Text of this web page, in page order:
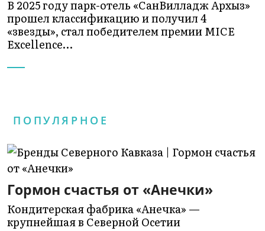
В 2025 году парк-отель «СанВилладж Архыз»
прошел классификацию и получил 4
«звезды», стал победителем премии MICE
Excellence…
ПОПУЛЯРНОЕ
Гормон счастья от «Анечки»
Кондитерская фабрика «Анечка» —
крупнейшая в Северной Осетии